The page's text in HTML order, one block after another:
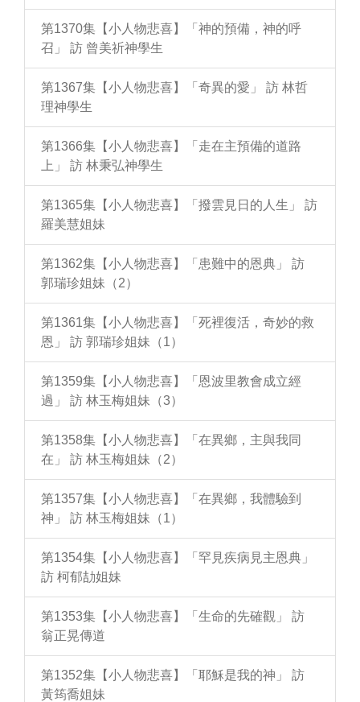
第1370集【小人物悲喜】「神的預備，神的呼
召」 訪 曾美祈神學生
第1367集【小人物悲喜】「奇異的愛」 訪 林哲
理神學生
第1366集【小人物悲喜】「走在主預備的道路
上」 訪 林秉弘神學生
第1365集【小人物悲喜】「撥雲見日的人生」 訪
羅美慧姐妹
第1362集【小人物悲喜】「患難中的恩典」 訪
郭瑞珍姐妹（2）
第1361集【小人物悲喜】「死裡復活，奇妙的救
恩」 訪 郭瑞珍姐妹（1）
第1359集【小人物悲喜】「恩波里教會成立經
過」 訪 林玉梅姐妹（3）
第1358集【小人物悲喜】「在異鄉，主與我同
在」 訪 林玉梅姐妹（2）
第1357集【小人物悲喜】「在異鄉，我體驗到
神」 訪 林玉梅姐妹（1）
第1354集【小人物悲喜】「罕見疾病見主恩典」
訪 柯郁劼姐妹
第1353集【小人物悲喜】「生命的先確觀」 訪
翁正晃傳道
第1352集【小人物悲喜】「耶穌是我的神」 訪
黃筠喬姐妹